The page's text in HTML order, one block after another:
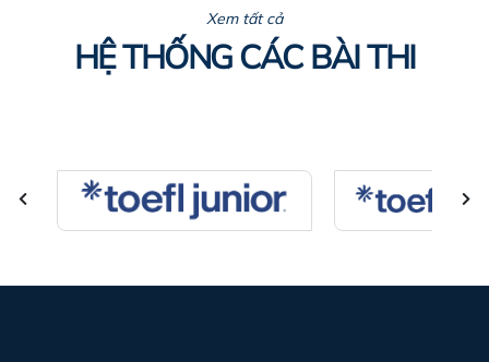
Xem tất cả
HỆ THỐNG CÁC BÀI THI